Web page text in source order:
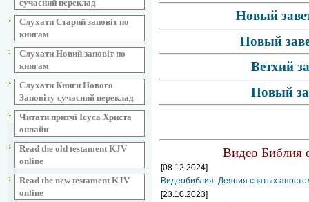
сучасний переклад
Слухати Старий заповіт по
книгам
Слухати Новий заповіт по
книгам
Слухати Книги Нового
Заповіту сучасний переклад
Читати притчі Ісуса Христа
онлайн
Read the old testament KJV
online
Read the new testament KJV
online
Новый
Новый
Ветхий
Новый
Видео Библия
[08.12.2024]
Видеобиблия. Деяния святых
[23.10.2023]